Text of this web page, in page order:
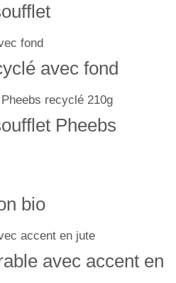
avec fond
Pheebs
bio
avec accent en